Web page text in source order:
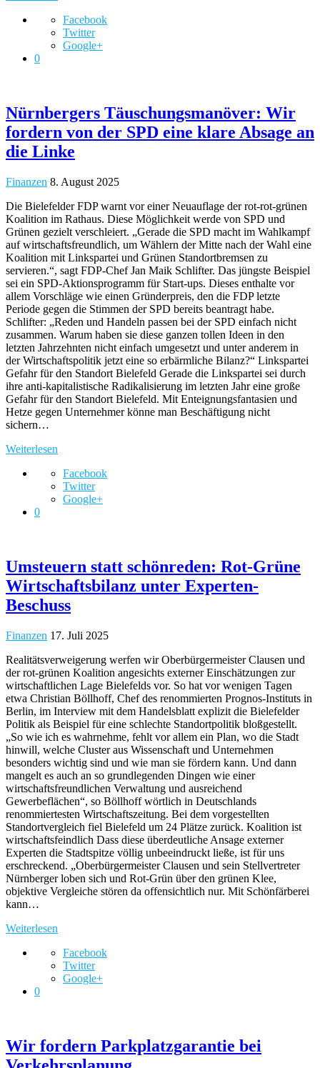
Facebook
Twitter
Google+
0
Nürnbergers Täuschungsmanöver: Wir
fordern von der SPD eine klare Absage an
die Linke
Finanzen 8. August 2025
​​Die Bielefelder FDP warnt vor einer Neuauflage der rot-rot-grünen
Koalition im Rathaus. Diese Möglichkeit werde von SPD und
Grünen gezielt verschleiert. „Gerade die SPD macht im Wahlkampf
auf wirtschaftsfreundlich, um Wählern der Mitte nach der Wahl eine
Koalition mit Linkspartei und Grünen Standortbremsen zu
servieren.“, sagt FDP-Chef Jan Maik Schlifter. Das jüngste Beispiel
sei ein SPD-Aktionsprogramm für Start-ups. Dieses enthalte vor
allem Vorschläge wie einen Gründerpreis, den die FDP letzte
Periode gegen die Stimmen der SPD bereits beantragt habe.
Schlifter: „Reden und Handeln passen bei der SPD einfach nicht
zusammen. Warum haben sie diese ganzen tollen Ideen in den
letzten Jahrzehnten nicht einfach umgesetzt und unter anderem in
der Wirtschaftspolitik jetzt eine so erbärmliche Bilanz?“ Linkspartei
Gefahr für den Standort Bielefeld Gerade die Linkspartei sei durch
ihre anti-kapitalistische Radikalisierung im letzten Jahr eine große
Gefahr für den Standort Bielefeld. Mit Enteignungsfantasien und
Hetze gegen Unternehmer könne man Beschäftigung nicht
sichern…
Weiterlesen
Facebook
Twitter
Google+
0
Umsteuern statt schönreden: Rot-Grüne
Wirtschaftsbilanz unter Experten-
Beschuss
Finanzen 17. Juli 2025
Realitätsverweigerung werfen wir Oberbürgermeister Clausen und
der rot-grünen Koalition angesichts externer Einschätzungen zur
wirtschaftlichen Lage Bielefelds vor. So hat vor wenigen Tagen
etwa Christian Böllhoff, Chef des renommierten Prognos-Instituts in
Berlin, im Interview mit dem Handelsblatt explizit die Bielefelder
Politik als Beispiel für eine schlechte Standortpolitik bloßgestellt.
„So wie ich es wahrnehme, fehlt vor allem ein Plan, wo die Stadt
hinwill, welche Cluster aus Wissenschaft und Unternehmen
besonders wichtig sind und wie man sie fördern kann. Und dann
mangelt es auch an so grundlegenden Dingen wie einer
wirtschaftsfreundlichen Verwaltung und ausreichend
Gewerbeflächen“, so Böllhoff wörtlich in Deutschlands
renommiertesten Wirtschaftszeitung. Bei dem vorgestellten
Standortvergleich fiel Bielefeld um 24 Plätze zurück. Koalition ist
wirtschaftsfeindlich Dass diese überdeutliche Ansage externer
Experten die Stadtspitze völlig unbeeindruckt ließe, ist für uns
erschreckend. „Oberbürgermeister Clausen und sein Stellvertreter
Nürnberger loben sich und Rot-Grün über den grünen Klee,
objektive Vergleiche stören da offensichtlich nur. Mit Schönfärberei
kann…
Weiterlesen
Facebook
Twitter
Google+
0
​Wir fordern Parkplatzgarantie bei